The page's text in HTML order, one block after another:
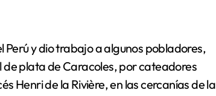
y dio trabajo a algunos pobladores,
de plata de Caracoles, por cateadores
Henri de la Rivière, en las cercanías de la